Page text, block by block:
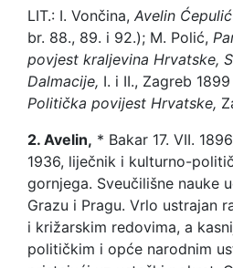
LIT.: I. Vončina, Avelin Ćepulić
br. 88., 89. i 92.); M. Polić,
povjest kraljevina Hrvatske,
Dalmacije, I. i II., Zagreb
Politička povijest Hrvatske,
2. Avelin, * Bakar 17. VII.
1936, liječnik i kulturno-
gornjega. Sveučilišne nauke
Grazu i Pragu. Vrlo ustrajan
i križarskim redovima, a
političkim i opće narodnim